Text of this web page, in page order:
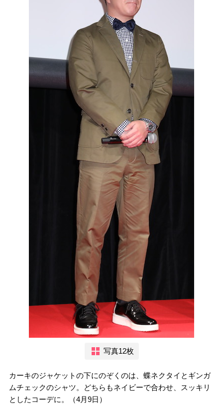
写真12枚
カーキのジャケットの下にのぞくのは、蝶ネクタイとギンガ
ムチェックのシャツ。どちらもネイビーで合わせ、スッキリ
としたコーデに。（4月9日）